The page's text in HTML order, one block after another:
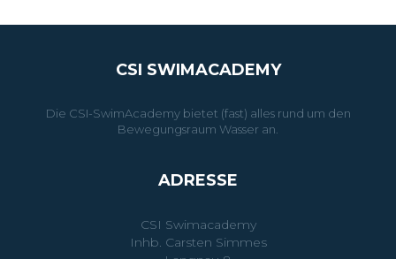
CSI SWIMACADEMY
Die CSI-SwimAcademy bietet (fast) alles rund um den
Bewegungsraum Wasser an.
ADRESSE
CSI Swimacademy
Inhb. Carsten Simmes